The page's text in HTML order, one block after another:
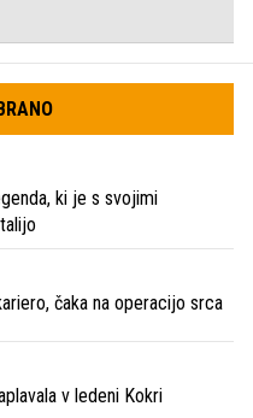
ki je s svojimi
čaka na operacijo srca
v ledeni Kokri